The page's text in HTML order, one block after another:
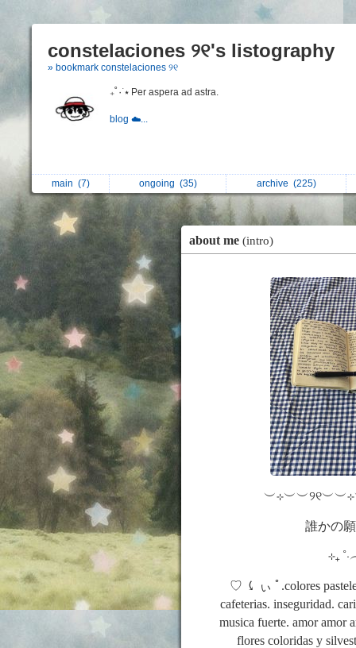
constelaciones ୨୧'s listography
» bookmark constelaciones ୨୧
₊˚٠ ࣪⭑ Per aspera ad astra.
blog ☁️...
main (7) ongoing (35) archive (225)
about me (intro)
誰かの
⊹₊
♡ ⤹ ぃ ﾟ.colores
cafeterias. inseguridad.
musica fuerte. amor amor
flores coloridas y